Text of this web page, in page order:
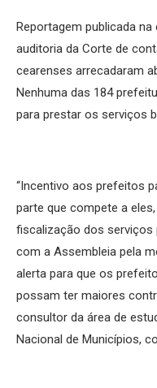
Reportagem publicada
auditoria da Corte de
cearenses arrecadaram
Nenhuma das 184
para prestar os serviços
“Incentivo aos prefeitos
parte que compete a
fiscalização dos serviços
com a Assembleia pela
alerta para que os
possam ter maiores
consultor da área de
Nacional de Municípios,